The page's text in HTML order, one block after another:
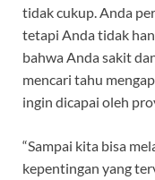
tidak cukup. Anda
tetapi Anda tidak
bahwa Anda sakit
mencari tahu
ingin dicapai oleh
“Sampai kita bisa
kepentingan yang